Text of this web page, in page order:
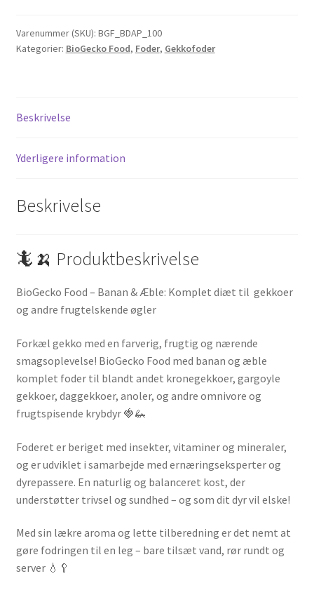
Varenummer (SKU): BGF_BDAP_100
Kategorier: BioGecko Food, Foder, Gekkofoder
Beskrivelse
Yderligere information
Beskrivelse
🦎🍌 Produktbeskrivelse
BioGecko Food – Banan & Æble: Komplet diæt til gekkoer
og andre frugtelskende øgler
Forkæl gekko med en farverig, frugtig og nærende
smagsoplevelse! BioGecko Food med banan og æble
komplet foder til blandt andet kronegekkoer, gargoyle
gekkoer, daggekkoer, anoler, og andre omnivore og
frugtspisende krybdyr 🍓🦗
Foderet er beriget med insekter, vitaminer og mineraler,
og er udviklet i samarbejde med ernæringseksperter og
dyrepassere. En naturlig og balanceret kost, der
understøtter trivsel og sundhed – og som dit dyr vil elske!
Med sin lækre aroma og lette tilberedning er det nemt at
gøre fodringen til en leg – bare tilsæt vand, rør rundt og
server 💧🥄